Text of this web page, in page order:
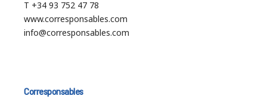
T +34 93 752 47 78
www.corresponsables.com
info@corresponsables.com
Corresponsables